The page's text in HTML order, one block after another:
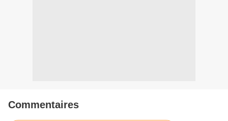
Commentaires